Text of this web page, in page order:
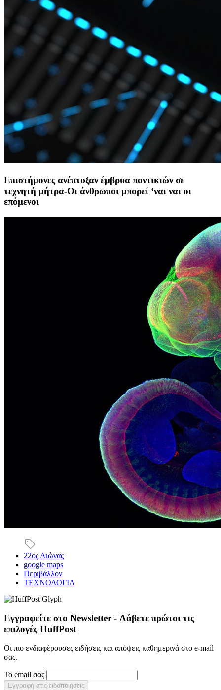
Επιστήμονες ανέπτυξαν έμβρυα ποντικιών σε
τεχνητή μήτρα-Οι άνθρωποι μπορεί ‘ναι ναι οι
επόμενοι
22ος Αιώνας
google maps
Περιβάλλον
ΤΕΧΝΟΛΟΓΙΑ
Εγγραφείτε στο Newsletter - Λάβετε πρώτοι τις
επιλογές HuffPost
Οι πιο ενδιαφέρουσες ειδήσεις και απόψεις καθημερινά στο e-mail
σας.
Το email σας
Εγγραφή στις ειδοποιήσεις